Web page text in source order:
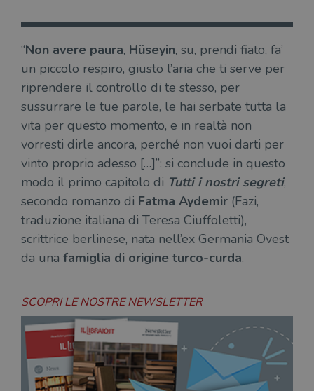
“Non avere paura, Hüseyin, su, prendi fiato, fa’
un piccolo respiro, giusto l’aria che ti serve per
riprendere il controllo di te stesso, per
sussurrare le tue parole, le hai serbate tutta la
vita per questo momento, e in realtà non
vorresti dirle ancora, perché non vuoi darti per
vinto proprio adesso […]”: si conclude in questo
modo il primo capitolo di Tutti i nostri segreti,
secondo romanzo di Fatma Aydemir (Fazi,
traduzione italiana di Teresa Ciuffoletti),
scrittrice berlinese, nata nell’ex Germania Ovest
da una famiglia di origine turco-curda.
SCOPRI LE NOSTRE NEWSLETTER